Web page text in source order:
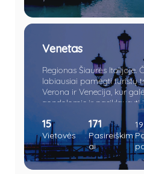
Venetas
Regionas Šiaurės Italijoje.
labiausiai pamėgti turistų
Verona ir Venecija, kur
gondolomis ir pasiklausyti
pasimėgauti nuostabiu
restorane bei paragauti
brandinto vyno visoje
Džiuljetai. Trokšti
ieškai tobulos vietos
Tuomet užsuk į meilės
15
Vietovės
171
Pasireiškim
ai